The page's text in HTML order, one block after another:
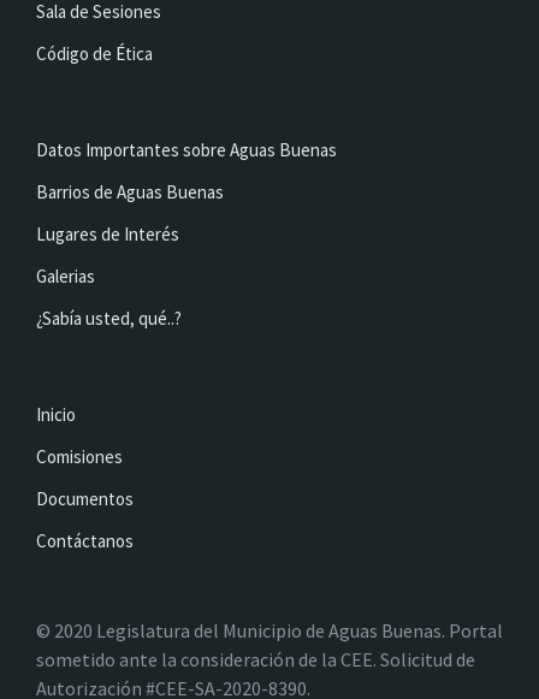
Sala de Sesiones
Código de Ética
Datos Importantes sobre Aguas Buenas
Barrios de Aguas Buenas
Lugares de Interés
Galerias
¿Sabía usted, qué..?
Inicio
Comisiones
Documentos
Contáctanos
© 2020 Legislatura del Municipio de Aguas Buenas. Portal
sometido ante la consideración de la CEE. Solicitud de
Autorización #CEE-SA-2020-8390.